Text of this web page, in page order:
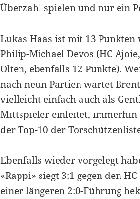
Überzahl spielen und nur ein
Lukas Haas ist mit 13
Philip-Michael Devos (HC
Olten, ebenfalls 12 Punkte).
nach neun Partien wartet
vielleicht einfach auch als
Mittspieler einleitet, immerhin
der Top-10 der
Ebenfalls wieder vorgelegt
«Rappi» siegt 3:1 gegen den
einer längeren 2:0-Führung